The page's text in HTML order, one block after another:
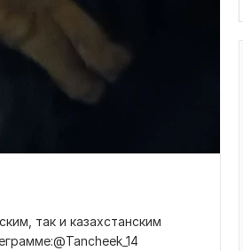
так и казахстанским